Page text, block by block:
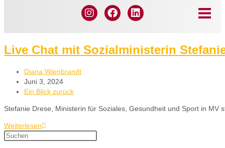
Live Chat mit Sozialministerin
Diana Wienbrandt
Juni 3, 2024
Ein Blick zurück
Stefanie Drese, Ministerin für Soziales, Gesundheit und Sport in
Weiterlesen